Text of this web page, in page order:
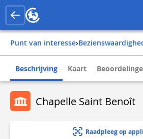
Punt van interesse›
Beschrijving Kaart
Chapelle Saint Benoît
Raadpleeg op